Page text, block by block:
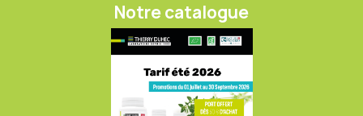
Notre catalogue